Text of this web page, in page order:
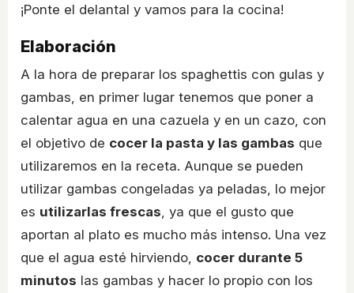
¡Ponte el delantal y vamos para la cocina!
Elaboración
A la hora de preparar los spaghettis con gulas y
gambas, en primer lugar tenemos que poner a
calentar agua en una cazuela y en un cazo, con
el objetivo de cocer la pasta y las gambas que
utilizaremos en la receta. Aunque se pueden
utilizar gambas congeladas ya peladas, lo mejor
es utilizarlas frescas , ya que el gusto que
aportan al plato es mucho más intenso. Una vez
que el agua esté hirviendo, cocer durante 5
minutos las gambas y hacer lo propio con los